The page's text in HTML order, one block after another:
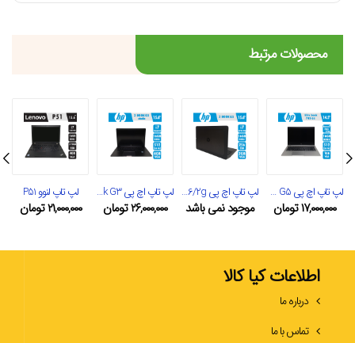
محصولات مرتبط
لپ تاپ اچ پی Elitebook 745 G5
۱۷,۰۰۰,۰۰۰تومان
لپ تاپ اچ پی Zbook G3 15/i7/16/256/2g
موجود نمی‌ باشد
لپ تاپ اچ پی Zbook G3 استودیو
۲۶,۰۰۰,۰۰۰تومان
لپ تاپ لنوو P51
۲۱,۰۰۰,۰۰۰تومان
اطلاعات کیا کالا
درباره ما
تماس با ما